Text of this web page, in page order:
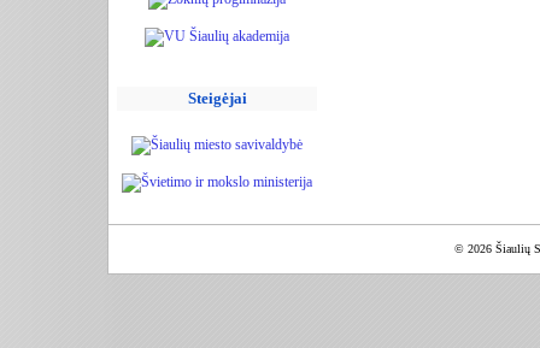
Steigėjai
© 2026 Šiaulių